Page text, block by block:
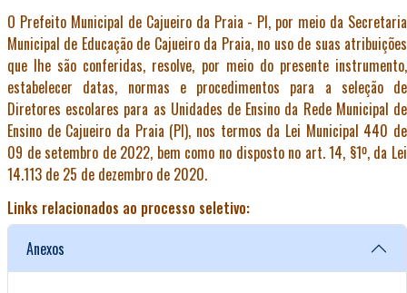
O Prefeito Municipal de Cajueiro da Praia - PI, por meio da Secretaria
Municipal de Educação de Cajueiro da Praia, no uso de suas atribuições
que lhe são conferidas, resolve, por meio do presente instrumento,
estabelecer datas, normas e procedimentos para a seleção de
Diretores escolares para as Unidades de Ensino da Rede Municipal de
Ensino de Cajueiro da Praia (PI), nos termos da Lei Municipal 440 de
09 de setembro de 2022, bem como no disposto no art. 14, §1º, da Lei
14.113 de 25 de dezembro de 2020.
Links relacionados ao processo seletivo:
Anexos